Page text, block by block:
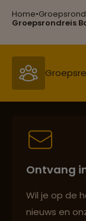
Home•
Groepsrondreis
Reizen
Ontvang
Wil je op de
nieuws en